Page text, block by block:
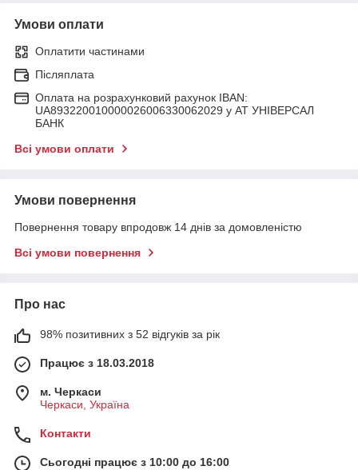
Умови оплати
Оплатити частинами
Післяплата
Оплата на розрахунковий рахунок IBAN:
UA893220010000026006330062029 у АТ УНІВЕРСАЛ
БАНК
Всі умови оплати
Умови повернення
Повернення товару впродовж 14 днів за домовленістю
Всі умови повернення
Про нас
98% позитивних з 52 відгуків за рік
Працює з 18.03.2018
м. Черкаси
Черкаси, Україна
Контакти
Сьогодні працює з 10:00 до 16:00